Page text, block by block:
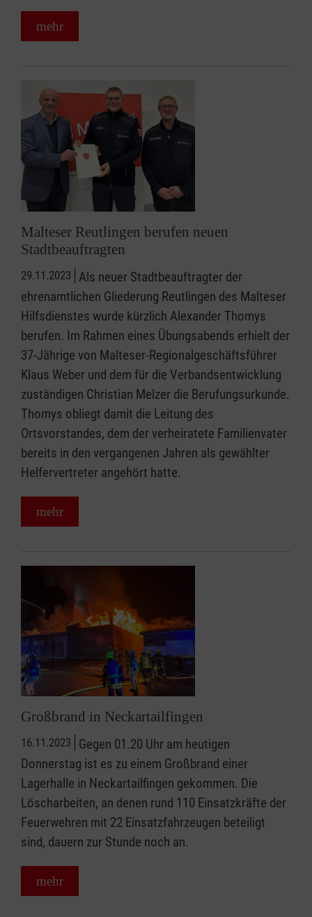
mehr
Malteser Reutlingen berufen neuen
Stadtbeauftragten
29.11.2023
Als neuer Stadtbeauftragter der
ehrenamtlichen Gliederung Reutlingen des Malteser
Hilfsdienstes wurde kürzlich Alexander Thomys
berufen. Im Rahmen eines Übungsabends erhielt der
37-Jährige von Malteser-Regionalgeschäftsführer
Klaus Weber und dem für die Verbandsentwicklung
zuständigen Christian Melzer die Berufungsurkunde.
Thomys obliegt damit die Leitung des
Ortsvorstandes, dem der verheiratete Familienvater
bereits in den vergangenen Jahren als gewählter
Helfervertreter angehört hatte.
mehr
Großbrand in Neckartailfingen
16.11.2023
Gegen 01.20 Uhr am heutigen
Donnerstag ist es zu einem Großbrand einer
Lagerhalle in Neckartailfingen gekommen. Die
Löscharbeiten, an denen rund 110 Einsatzkräfte der
Feuerwehren mit 22 Einsatzfahrzeugen beteiligt
sind, dauern zur Stunde noch an.
mehr